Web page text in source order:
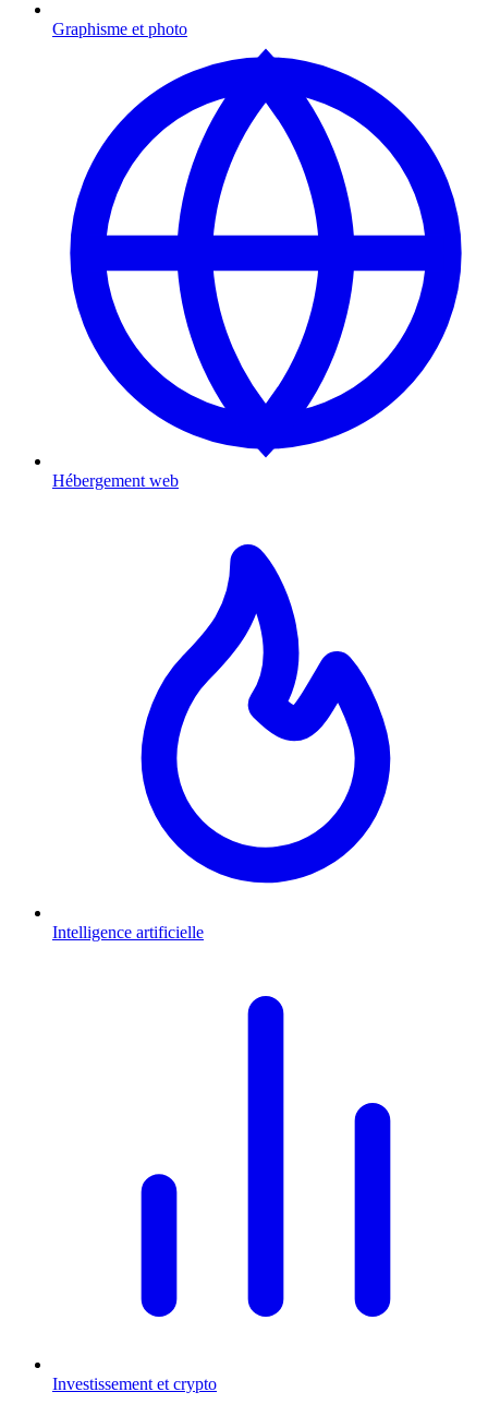
Graphisme et photo
Hébergement web
Intelligence artificielle
Investissement et crypto